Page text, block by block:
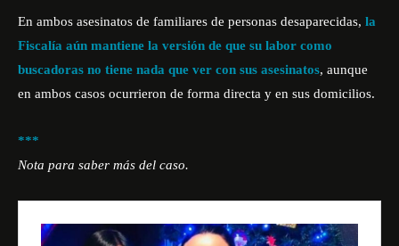
En ambos asesinatos de familiares de personas desaparecidas, la
Fiscalía aún mantiene la versión de que su labor como
buscadoras no tiene nada que ver con sus asesinatos, aunque
en ambos casos ocurrieron de forma directa y en sus domicilios.
***
Nota para saber más del caso.